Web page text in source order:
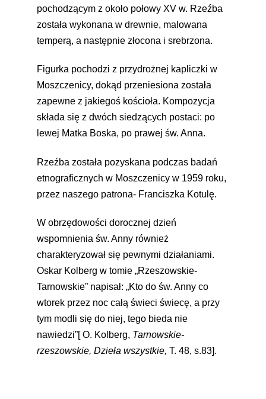
pochodzącym z około połowy XV w. Rzeźba
została wykonana w drewnie, malowana
temperą, a następnie złocona i srebrzona.
Figurka pochodzi z przydrożnej kapliczki w
Moszczenicy, dokąd przeniesiona została
zapewne z jakiegoś kościoła. Kompozycja
składa się z dwóch siedzących postaci: po
lewej Matka Boska, po prawej św. Anna.
Rzeźba została pozyskana podczas badań
etnograficznych w Moszczenicy w 1959 roku,
przez naszego patrona- Franciszka Kotulę.
W obrzędowości dorocznej dzień
wspomnienia św. Anny również
charakteryzował się pewnymi działaniami.
Oskar Kolberg w tomie „Rzeszowskie-
Tarnowskie” napisał: „Kto do św. Anny co
wtorek przez noc całą świeci świecę, a przy
tym modli się do niej, tego bieda nie
nawiedzi”[ O. Kolberg, Tarnowskie-
rzeszowskie, Dzieła wszystkie, T. 48, s.83].